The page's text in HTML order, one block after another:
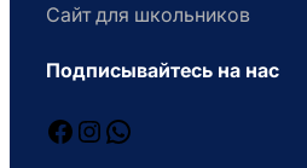
Сайт для школьников
Подписывайтесь на нас
Facebook
Instagram
WhatsApp